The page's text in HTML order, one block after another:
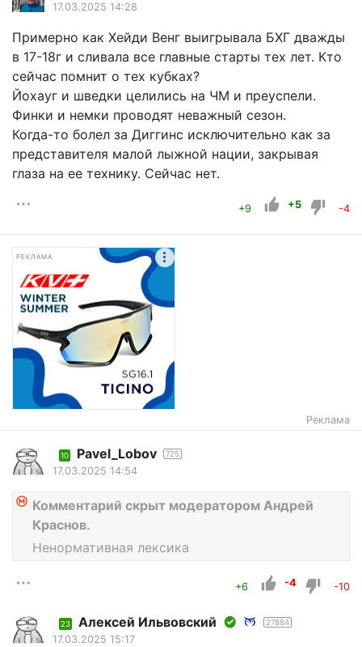
17.03.2025 14:28
Примерно как Хейди Венг выигрывала БХГ дважды
в 17-18г и сливала все главные старты тех лет. Кто
сейчас помнит о тех кубках?
Йохауг и шведки целились на ЧМ и преуспели.
Финки и немки проводят неважный сезон.
Когда-то болел за Диггинс исключительно как за
представителя малой лыжной нации, закрывая
глаза на ее технику. Сейчас нет.
+9 +5 -4
РЕКЛАМА
Реклама
10 Pavel_Lobov 725
17.03.2025 14:54
Комментарий скрыт модератором Андрей
Краснов.
Ненормативная лексика
+6 -4 -10
23 Алексей Ильвовский 27884
17.03.2025 15:17